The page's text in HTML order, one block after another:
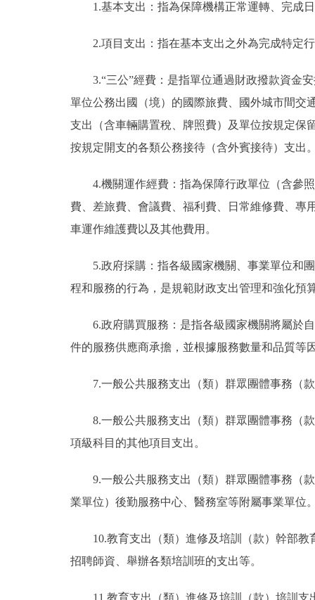
1.基本支出：指為保障機構正常運轉、完成
2.項目支出：指在基本支出之外為完成特定
3.“三公”經費：是指單位通過財政撥款資金
單位公務出國（境）的國際旅費、國外城市間交
支出（含車輛購置稅、牌照費）及單位按規定保
按規定開支的各類公務接待（含外賓接待）支出
4.機關運作經費：指為保障行政單位（含參
費、差旅費、會議費、福利費、日常維修費、專
車運作維護費以及其他費用。
5.政府採購：指各級國家機關、事業單位和
程和服務的行為，是規範財政支出管理和強化預
6.政府購買服務：是指各級國家機關將屬於
件的服務供應商承擔，並根據服務數量和品質等
7.一般公共服務支出（類）群眾團體事務（
8.一般公共服務支出（類）群眾團體事務（
項級科目的其他項目支出。
9.一般公共服務支出（類）群眾團體事務（
業單位）後勤服務中心、醫務室等附屬事業單位
10.教育支出（類）進修及培訓（款）幹部
招聘師資、舉辦各類培訓班的支出等。
11.教育支出（類）進修及培訓（款）培訓